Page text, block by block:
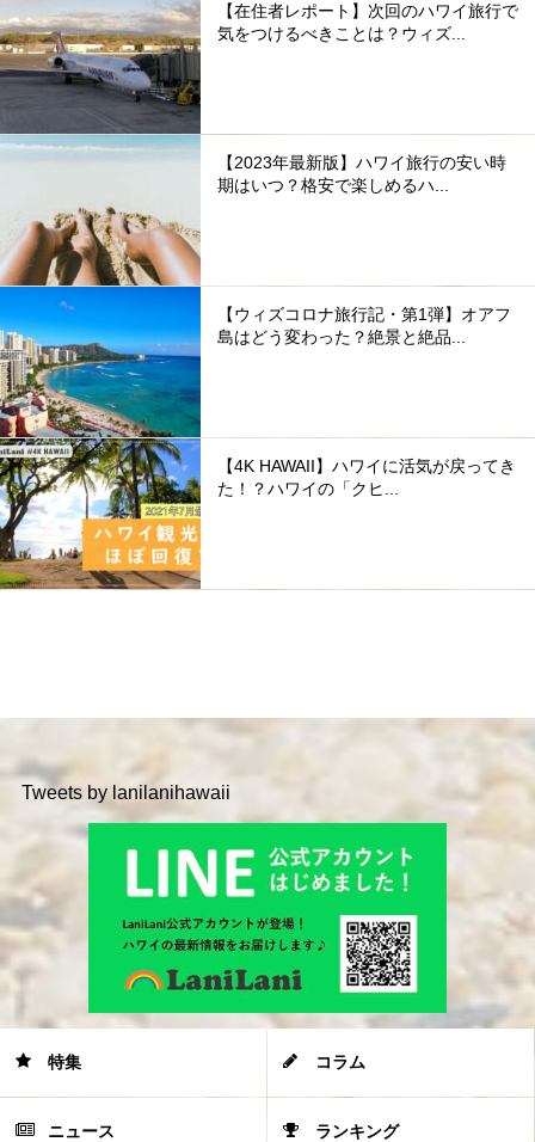
【在住者レポート】次回のハワイ旅行で
気をつけるべきことは？ウィズ...
【2023年最新版】ハワイ旅行の安い時
期はいつ？格安で楽しめるハ...
【ウィズコロナ旅行記・第1弾】オアフ
島はどう変わった？絶景と絶品...
【4K HAWAII】ハワイに活気が戻ってき
た！？ハワイの「クヒ...
Tweets by lanilanihawaii
特集 コラム
ニュース ランキング